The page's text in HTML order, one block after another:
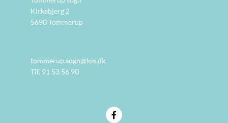
Kirkebjerg 2
5690 Tommerup
tommerup.sogn@km.dk
Tlf. 91 53 56 90